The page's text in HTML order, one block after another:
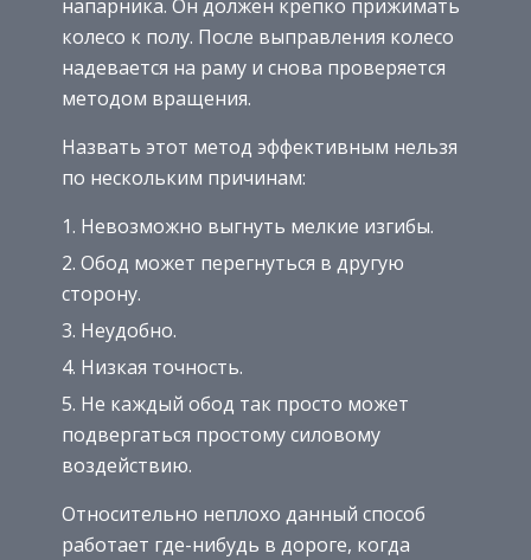
напарника. Он должен крепко прижимать
колесо к полу. После выправления колесо
надевается на раму и снова проверяется
методом вращения.
Назвать этот метод эффективным нельзя
по нескольким причинам:
Невозможно выгнуть мелкие изгибы.
Обод может перегнуться в другую
сторону.
Неудобно.
Низкая точность.
Не каждый обод так просто может
подвергаться простому силовому
воздействию.
Относительно неплохо данный способ
работает где-нибудь в дороге, когда